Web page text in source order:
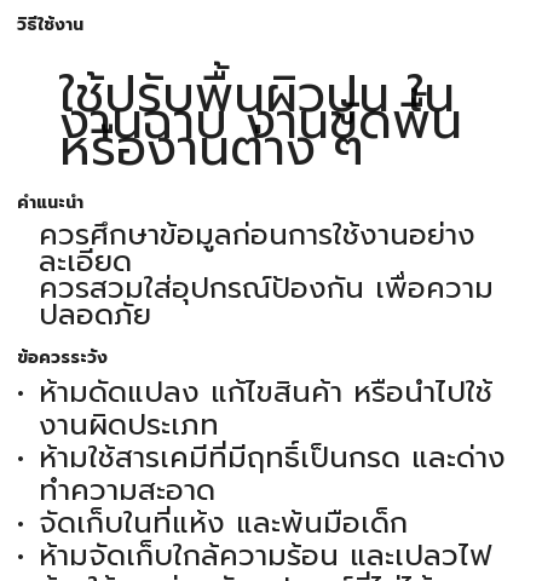
วิธีใช้งาน
ใช้ปรับพื้นผิวปูน ใน
งานฉาบ งานขัดพื้น
หรืองานต่าง ๆ
คำแนะนำ
ควรศึกษาข้อมูลก่อนการใช้งานอย่าง
ละเอียด
ควรสวมใส่อุปกรณ์ป้องกัน เพื่อความ
ปลอดภัย
ข้อควรระวัง
ห้ามดัดแปลง แก้ไขสินค้า หรือนำไปใช้
งานผิดประเภท
ห้ามใช้สารเคมีที่มีฤทธิ์เป็นกรด และด่าง
ทำความสะอาด
จัดเก็บในที่แห้ง และพ้นมือเด็ก
ห้ามจัดเก็บใกล้ความร้อน และเปลวไฟ